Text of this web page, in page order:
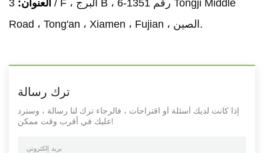
العنوان: 3 / F ، البرج B ، رقم 1351-6 Tongji Middle
Road ، Tong'an ، Xiamen ، Fujian ، الصين.
ترك رسالة
إذا كانت لديك أسئلة أو اقتراحات ، فالرجاء ترك لنا رسالة ، وسنرد
عليك في أقرب وقت ممكن!